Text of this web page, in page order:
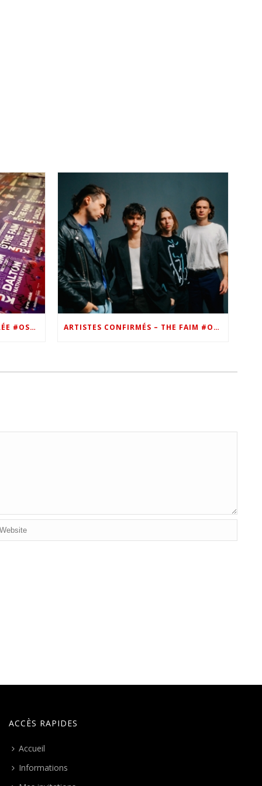
VIP – LES PHOTOS DE LA SOIRÉE #OSN22 ARTISTES CONFIRMÉS – THE FAIM #OSN22
ACCÈS RAPIDES
Accueil
Informations